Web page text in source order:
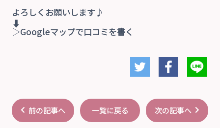
よろしくお願いします♪
⬇
▷Googleマップで口コミを書く
前の記事へ 一覧に戻る 次の記事へ